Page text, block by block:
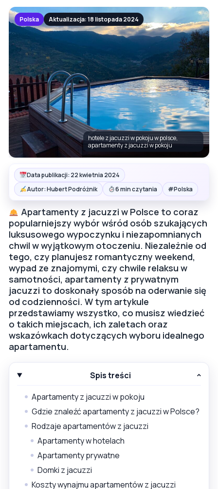
Polska Aktualizacja: 18 listopada 2024
hotele z jacuzzi w pokoju w polsce,
apartamenty z jacuzzi w pokoju
Data publikacji: 22 kwietnia 2024
Autor: Hubert Podróżnik
6 min czytania #Polska
Apartamenty z jacuzzi w Polsce to coraz
popularniejszy wybór wśród osób szukających
luksusowego wypoczynku i niezapomnianych
chwil w wyjątkowym otoczeniu. Niezależnie od
tego, czy planujesz romantyczny weekend,
wypad ze znajomymi, czy chwile relaksu w
samotności, apartamenty z prywatnym
jacuzzi to doskonały sposób na oderwanie się
od codzienności. W tym artykule
przedstawiamy wszystko, co musisz wiedzieć
o takich miejscach, ich zaletach oraz
wskazówkach dotyczących wyboru idealnego
apartamentu.
Spis treści
Apartamenty z jacuzzi w pokoju
Gdzie znaleźć apartamenty z jacuzzi w Polsce?
Rodzaje apartamentów z jacuzzi
Apartamenty w hotelach
Apartamenty prywatne
Domki z jacuzzi
Koszty wynajmu apartamentów z jacuzzi